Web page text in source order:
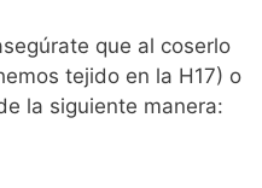
que al coserlo
tejido en la H17) o
la siguiente manera: